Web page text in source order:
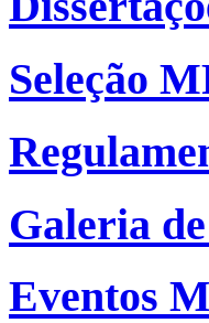
Seleção
Galeria
Eventos